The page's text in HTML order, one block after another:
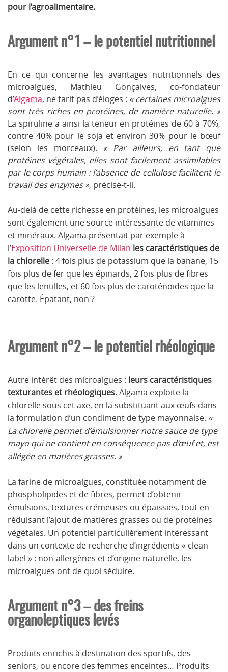
pour l’agroalimentaire.
Argument n°1 – le potentiel nutritionnel
En ce qui concerne les avantages nutritionnels des
microalgues, Mathieu Gonçalves, co-fondateur
d’Algama, ne tarit pas d’éloges : « certaines microalgues
sont très riches en protéines, de manière naturelle. »
La spiruline a ainsi la teneur en protéines de 60 à 70%,
contre 40% pour le soja et environ 30% pour le bœuf
(selon les morceaux). « Par ailleurs, en tant que
protéines végétales, elles sont facilement assimilables
par le corps humain : l’absence de cellulose facilitent le
travail des enzymes », précise-t-il.
Au-delà de cette richesse en protéines, les microalgues
sont également une source intéressante de vitamines
et minéraux. Algama présentait par exemple à
l’Exposition Universelle de Milan les caractéristiques de
la chlorelle : 4 fois plus de potassium que la banane, 15
fois plus de fer que les épinards, 2 fois plus de fibres
que les lentilles, et 60 fois plus de caroténoïdes que la
carotte. Épatant, non ?
Argument n°2 – le potentiel rhéologique
Autre intérêt des microalgues : leurs caractéristiques
texturantes et rhéologiques. Algama exploite la
chlorelle sous cet axe, en la substituant aux œufs dans
la formulation d’un condiment de type mayonnaise. «
La chlorelle permet d’émulsionner notre sauce de type
mayo qui ne contient en conséquence pas d’œuf et, est
allégée en matières grasses. »
La farine de microalgues, constituée notamment de
phospholipides et de fibres, permet d’obtenir
émulsions, textures crémeuses ou épaissies, tout en
réduisant l’ajout de matières grasses ou de protéines
végétales. Un potentiel particulièrement intéressant
dans un contexte de recherche d’ingrédients « clean-
label » : non-allergènes et d’origine naturelle, les
microalgues ont de quoi séduire.
Argument n°3 – des freins
organoleptiques levés
Produits enrichis à destination des sportifs, des
seniors, ou encore des femmes enceintes… Produits